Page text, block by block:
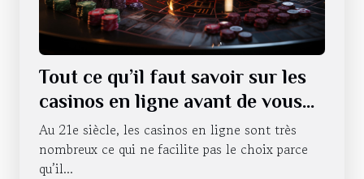
Tout ce qu’il faut savoir sur les
casinos en ligne avant de vous
lancer
Au 21e siècle, les casinos en ligne sont très
nombreux ce qui ne facilite pas le choix parce
qu’il...